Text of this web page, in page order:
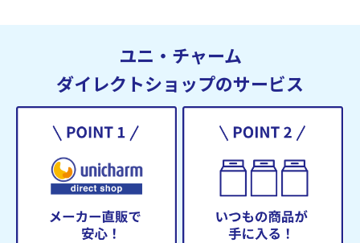
ユニ・チャーム
ダイレクトショップのサービス